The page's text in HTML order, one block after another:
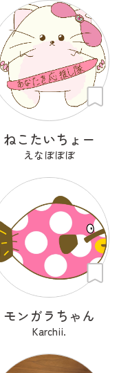
ねこたいちょー
えなぼぼぼ
モンガラちゃん
Karchii.